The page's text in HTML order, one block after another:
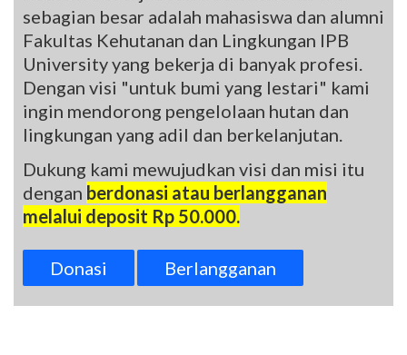
sebagian besar adalah mahasiswa dan alumni
Fakultas Kehutanan dan Lingkungan IPB
University yang bekerja di banyak profesi.
Dengan visi "untuk bumi yang lestari" kami
ingin mendorong pengelolaan hutan dan
lingkungan yang adil dan berkelanjutan.
Dukung kami mewujudkan visi dan misi itu
dengan berdonasi atau berlangganan
melalui deposit Rp 50.000.
Donasi Berlangganan